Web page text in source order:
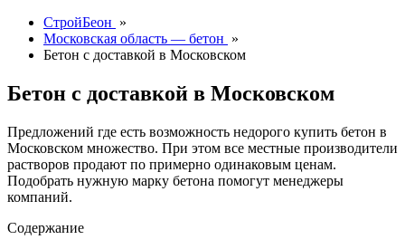
СтройБеон »
Московская область — бетон »
Бетон с доставкой в Московском
Бетон с доставкой в Московском
Предложений где есть возможность недорого купить бетон в
Московском множество. При этом все местные производители
растворов продают по примерно одинаковым ценам.
Подобрать нужную марку бетона помогут менеджеры
компаний.
Содержание